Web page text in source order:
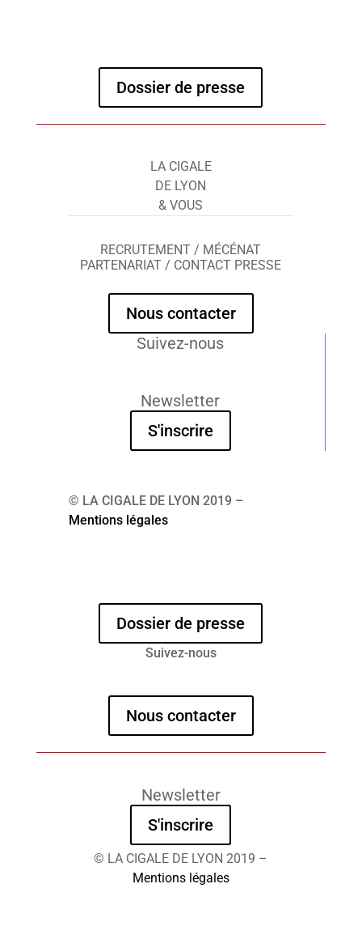
Dossier de presse
LA CIGALE
DE LYON
& VOUS
RECRUTEMENT / MÉCÉNAT
PARTENARIAT / CONTACT PRESSE
Nous contacter
Suivez-nous
Newsletter
S'inscrire
© LA CIGALE DE LYON 2019 –
Mentions légales
Dossier de presse
Suivez-nous
Nous contacter
Newsletter
S'inscrire
© LA CIGALE DE LYON 2019 –
Mentions légales